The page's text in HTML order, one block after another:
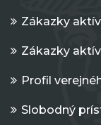
Zákazky
Zákazky
Profil
Slobodný